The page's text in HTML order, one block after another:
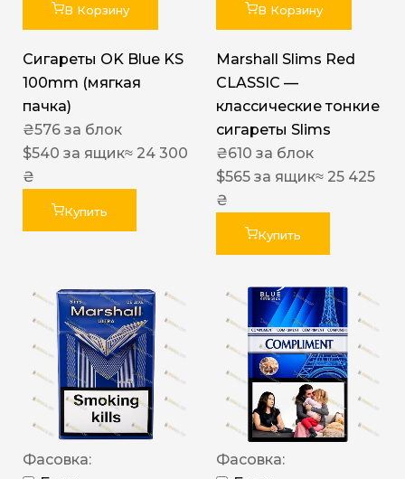
В Корзину
Сигареты OK Blue KS
100mm (мягкая
пачка)
₴576 за блок
$540 за ящик≈ 24 300
₴
Купить
В Корзину
Marshall Slims Red
CLASSIC —
классические тонкие
сигареты Slims
₴610 за блок
$565 за ящик≈ 25 425
₴
Купить
Фасовка:
Фасовка: